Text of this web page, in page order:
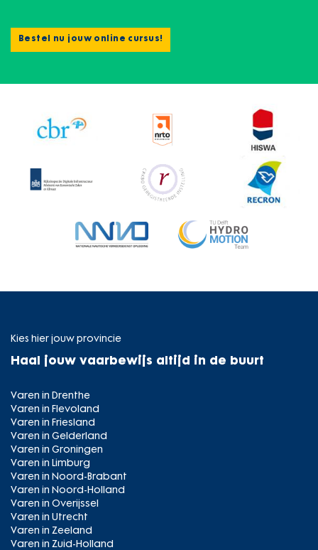
Bestel nu jouw online cursus!
Kies hier jouw provincie
Haal jouw vaarbewijs altijd in de buurt
Varen in Drenthe
Varen in Flevoland
Varen in Friesland
Varen in Gelderland
Varen in Groningen
Varen in Limburg
Varen in Noord-Brabant
Varen in Noord-Holland
Varen in Overijssel
Varen in Utrecht
Varen in Zeeland
Varen in Zuid-Holland